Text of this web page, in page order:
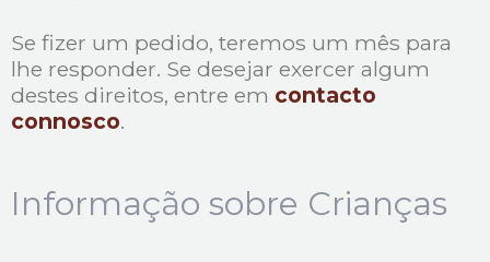
Se fizer um pedido, teremos um mês para
lhe responder. Se desejar exercer algum
destes direitos, entre em contacto
connosco.
Informação sobre Crianças